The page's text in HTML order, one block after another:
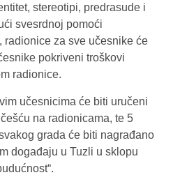
stereotipi, predrasude i
svesrdnoj pomoći
radionice za sve učesnike će
pokriveni troškovi
radionice.
učesnicima će biti uručeni
na radionicama, te 5
grada će biti nagrađano
događaju u Tuzli u sklopu